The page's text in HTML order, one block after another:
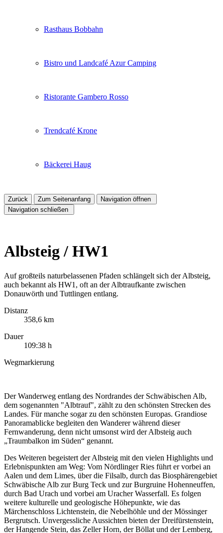
Rasthaus Bobbahn
Bistro und Landcafé Azur Camping
Ristorante Gambero Rosso
Trendcafé Krone
Bäckerei Haug
Zurück Zum Seitenanfang
Navigation öffnen
Navigation schließen
Albsteig / HW1
Auf großteils naturbelassenen Pfaden schlängelt sich der Albsteig,
auch bekannt als HW1, oft an der Albtraufkante zwischen
Donauwörth und Tuttlingen entlang.
Distanz
358,6 km
Dauer
109:38 h
Wegmarkierung
Der Wanderweg entlang des Nordrandes der Schwäbischen Alb,
dem sogenannten "Albtrauf", zählt zu den schönsten Strecken des
Landes. Für manche sogar zu den schönsten Europas. Grandiose
Panoramablicke begleiten den Wanderer während dieser
Fernwanderung, denn nicht umsonst wird der Albsteig auch
„Traumbalkon im Süden“ genannt.
Des Weiteren begeistert der Albsteig mit den vielen Highlights und
Erlebnispunkten am Weg: Vom Nördlinger Ries führt er vorbei an
Aalen und dem Limes, über die Filsalb, durch das Biosphärengebiet
Schwäbische Alb zur Burg Teck und zur Burgruine Hohenneuffen,
durch Bad Urach und vorbei am Uracher Wasserfall. Es folgen
weitere kulturelle und geologische Höhepunkte, wie das
Märchenschloss Lichtenstein, die Nebelhöhle und der Mössinger
Bergrutsch. Unvergessliche Aussichten bieten der Dreifürstenstein,
der Hangende Stein, das Zeller Horn, der Böllat und der Lemberg,